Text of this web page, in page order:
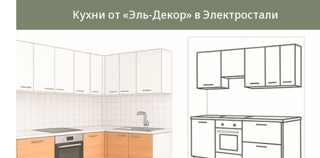
Кухни от «Эль-Декор» в Электростали